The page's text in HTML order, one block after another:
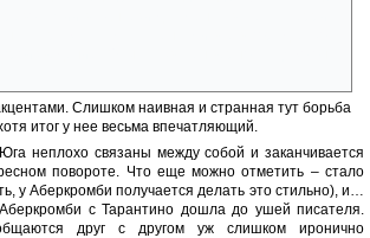
Слишком наивная и странная тут борьба
итог у нее весьма впечатляющий.
неплохо связаны между собой и заканчивается
повороте. Что еще можно отметить – стало
у Аберкромби получается делать это стильно), и…
с Тарантино дошла до ушей писателя.
друг с другом уж слишком иронично